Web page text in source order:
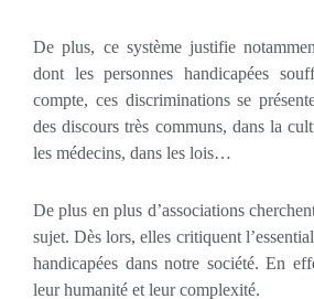
De plus, ce système justifie
dont les personnes handicapées
compte, ces discriminations se
des discours très communs, dans la
les médecins, dans les lois…
De plus en plus d’associations
sujet. Dès lors, elles critiquent
handicapées dans notre société. En
leur humanité et leur complexité.